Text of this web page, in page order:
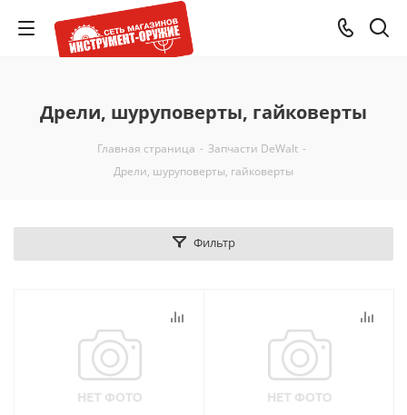
Дрели, шуруповерты, гайковерты
Главная страница - Запчасти DeWalt -
Дрели, шуруповерты, гайковерты
Фильтр